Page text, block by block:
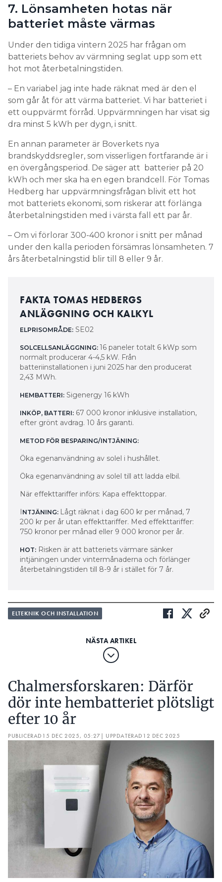
7. Lönsamheten hotas när
batteriet måste värmas
Under den tidiga vintern 2025 har frågan om
batteriets behov av värmning seglat upp som ett
hot mot återbetalningstiden.
– En variabel jag inte hade räknat med är den el
som går åt för att värma batteriet. Vi har batteriet i
ett ouppvärmt förråd. Uppvärmningen har visat sig
dra minst 5 kWh per dygn, i snitt.
En annan parameter är Boverkets nya
brandskyddsregler, som visserligen fortfarande är i
en övergångsperiod. De säger att batterier på 20
kWh och mer ska ha en egen brandcell. För Tomas
Hedberg har uppvärmningsfrågan blivit ett hot
mot batteriets ekonomi, som riskerar att förlänga
återbetalningstiden med i värsta fall ett par år.
– Om vi förlorar 300-400 kronor i snitt per månad
under den kalla perioden försämras lönsamheten. 7
års återbetalningstid blir till 8 eller 9 år.
FAKTA TOMAS HEDBERGS
ANLÄGGNING OCH KALKYL
ELPRISOMRÅDE: SE02
SOLCELLSANLÄGGNING: 16 paneler totalt 6 kWp som
normalt producerar 4-4,5 kW. Från
batteriinstallationen i juni 2025 har den producerat
2,43 MWh.
HEMBATTERI: Sigenergy 16 kWh
INKÖP, BATTERI: 67 000 kronor inklusive installation,
efter grönt avdrag. 10 års garanti.
METOD FÖR BESPARING/INTJÄNING:
Öka egenanvändning av solel i hushållet.
Öka egenanvändning av solel till att ladda elbil.
När effekttariffer införs: Kapa effekttoppar.
NTJÄNING: Lågt räknat i dag 600 kr per månad, 7
200 kr per år utan effekttariffer. Med effekttariffer:
750 kronor per månad eller 9 000 kronor per år.
HOT: Risken är att batteriets värmare sänker
intjäningen under vintermånaderna och förlänger
återbetalningstiden till 8-9 år i stället för 7 år.
ELTEKNIK OCH INSTALLATION
Chalmersforskaren: Därför
dör inte hembatteriet plötsligt
efter 10 år
PUBLICERAD 15 DEC 2025, 05:27| UPPDATERAD 12 DEC 2025